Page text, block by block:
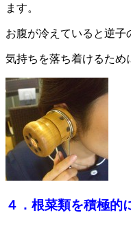
ます。
お腹が冷えていると逆子
気持ちを落ち着けるため
４．根菜類を積極的